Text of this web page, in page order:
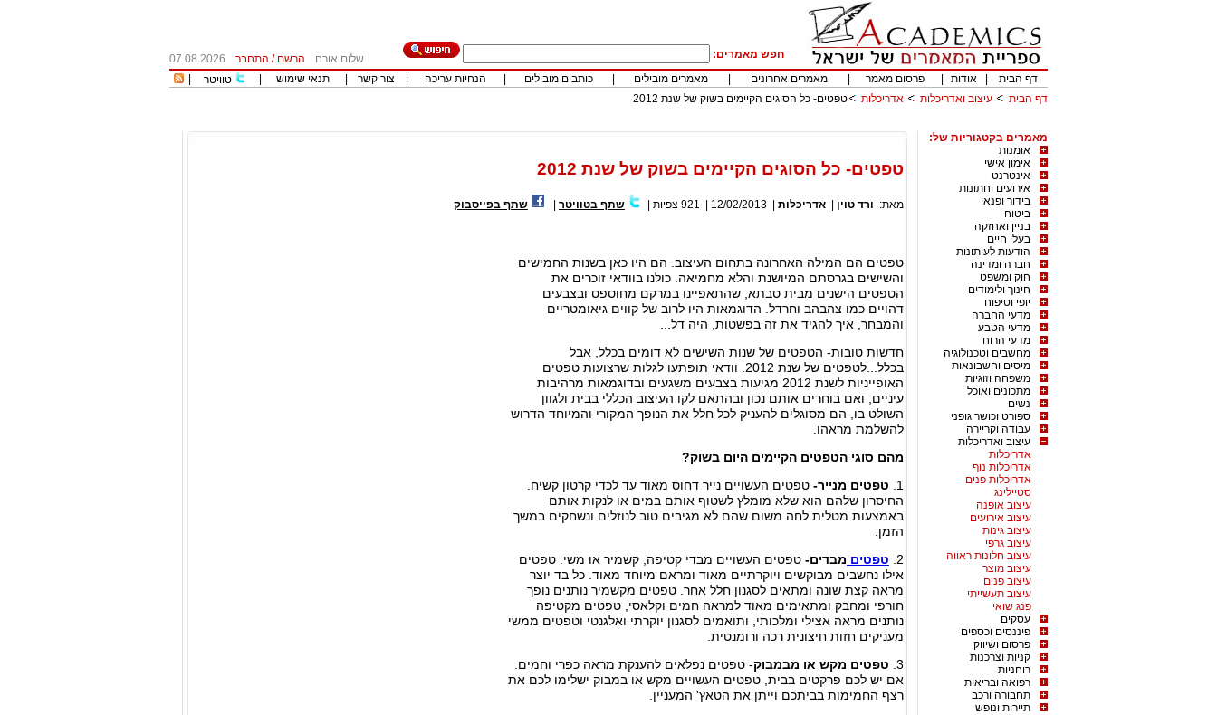
חפש מאמרים: שלום אורח הרשם / התחבר
07.08.2026
דף הבית
אודות פרסום מאמר מאמרים אחרונים מאמרים מובילים כותבים מובילים הנחיות עריכה צור קשר תנאי שימוש טוויטר
דף הבית
עיצוב ואדריכלות אדריכלות טפטים- כל הסוגים הקיימים בשוק של שנת 2012
מאמרים בקטגוריות של:
אומנות
אימון אישי
אינטרנט
אירועים וחתונות
בידור ופנאי
ביטוח
בניין ואחזקה
בעלי חיים
הודעות לעיתונות
חברה ומדינה
חוק ומשפט
חינוך ולימודים
יופי וטיפוח
מדעי החברה
מדעי הטבע
מדעי הרוח
מחשבים וטכנולוגיה
מיסים וחשבונאות
משפחה וזוגיות
מתכונים ואוכל
נשים
ספורט וכושר גופני
עבודה וקריירה
עיצוב ואדריכלות
אדריכלות
אדריכלות נוף
אדריכלות פנים
סטיילינג
עיצוב אופנה
עיצוב אירועים
עיצוב גינות
עיצוב גרפי
עיצוב חלונות ראווה
עיצוב מוצר
עיצוב פנים
עיצוב תעשייתי
פנג שואי
עסקים
פיננסים וכספים
פרסום ושיווק
קניות וצרכנות
רוחניות
רפואה ובריאות
תחבורה ורכב
תיירות ונופש
טפטים- כל הסוגים הקיימים בשוק של שנת 2012
מאת: ורד טוין אדריכלות 12/02/2013
921 צפיות שתף בטוויטר שתף בפייסבוק
טפטים הם המילה האחרונה בתחום העיצוב. הם היו כאן בשנות החמישים
והשישים בגרסתם המיושנת והלא מחמיאה. כולנו בוודאי זוכרים את
הטפטים הישנים מבית סבתא, שהתאפיינו במרקם מחוספס ובצבעים
דהויים כמו צהבהב וחרדל. הדוגמאות היו לרוב של קווים גיאומטריים
והמבחר, איך להגיד את זה בפשטות, היה דל...
חדשות טובות- הטפטים של שנות השישים לא דומים בכלל, אבל
בכלל...לטפטים של שנת 2012. וודאי תופתעו לגלות שרצועות טפטים
האופייניות לשנת 2012 מגיעות בצבעים משגעים ובדוגמאות מרהיבות
עיניים, ואם בוחרים אותם נכון ובהתאם לקו העיצוב הכללי בבית ולגוון
השולט בו, הם מסוגלים להעניק לכל חלל את הנופך המקורי והמיוחד הדרוש
להשלמת מראהו.
מהם סוגי הטפטים הקיימים היום בשוק?
1.
טפטים מנייר- טפטים העשויים נייר דחוס מאוד עד לכדי קרטון קשיח.
החיסרון שלהם הוא שלא מומלץ לשטוף אותם במים או לנקות אותם
באמצעות מטלית לחה משום שהם לא מגיבים טוב לנוזלים ונשחקים במשך
הזמן.
2.
טפטים מבדים- טפטים העשויים מבדי קטיפה, קשמיר או משי. טפטים
אילו נחשבים מבוקשים ויוקרתיים מאוד ומראם מיוחד מאוד. כל בד יוצר
מראה קצת שונה ומתאים לסגנון חלל אחר. טפטים מקשמיר נותנים נופך
חורפי ומחבק ומתאימים מאוד למראה חמים וקלאסי, טפטים מקטיפה
נותנים מראה אצילי ומלכותי, ותואמים לסגנון יוקרתי ואלגנטי וטפטים ממשי
מעניקים חזות חיצונית רכה ורומנטית.
3. טפטים מקש או מבמבוק- טפטים נפלאים להענקת מראה כפרי וחמים.
אם יש לכם פרקטים בבית, טפטים העשויים מקש או במבוק ישלימו לכם את
רצף החמימות בביתכם וייתן את הטאץ' המעניין.